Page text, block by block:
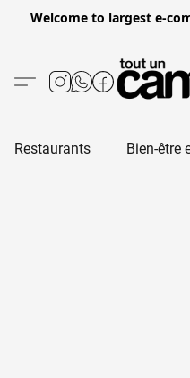
Welcome to largest e-
Restaurants Bien-être